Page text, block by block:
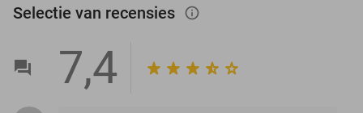
Selectie van recensies info_outlined
7,4